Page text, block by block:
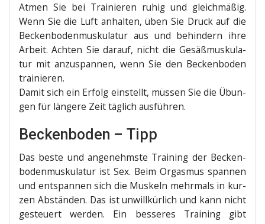
Atmen Sie bei Trai­nie­ren ruhig und gleich­mä­ßig.
Wenn Sie die Luft anhal­ten, üben Sie Druck auf die
Becken­bo­den­mus­ku­la­tur aus und behin­dern ihre
Arbeit. Ach­ten Sie dar­auf, nicht die Gesäß­mus­ku­la­
tur mit anzu­span­nen, wenn Sie den Becken­bo­den
trainieren.
Damit sich ein Erfolg ein­stellt, müs­sen Sie die Übun­
gen für län­ge­re Zeit täg­lich ausführen.
Beckenboden – Tipp
Das bes­te und ange­nehms­te Trai­ning der Becken­
bo­den­mus­ku­la­tur ist Sex. Beim Orgas­mus span­nen
und ent­span­nen sich die Mus­keln mehr­mals in kur­
zen Abstän­den. Das ist unwill­kür­lich und kann nicht
gesteu­ert wer­den. Ein bes­se­res Trai­ning gibt